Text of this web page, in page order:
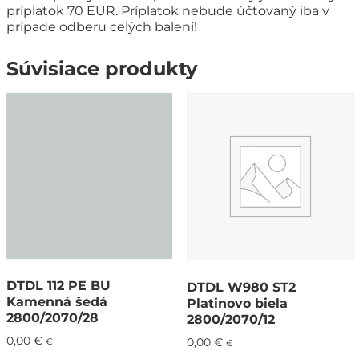
príplatok 70 EUR. Príplatok nebude účtovaný iba v
prípade odberu celých balení!
Súvisiace produkty
DTDL 112 PE BU
Kamenná šedá
2800/2070/28
0,00 € €
DTDL W980 ST2
Platinovo biela
2800/2070/12
0,00 € €